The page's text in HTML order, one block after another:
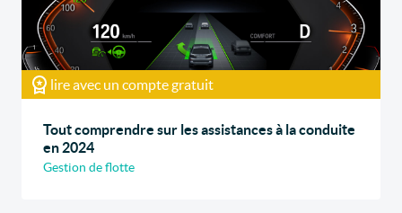
lire avec un compte gratuit
Tout comprendre sur les assistances à la conduite
en 2024
Gestion de flotte